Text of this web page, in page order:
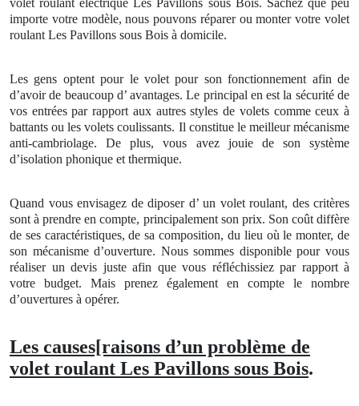
importe votre modèle, nous pouvons réparer ou monter votre volet
roulant Les Pavillons sous Bois à domicile.
Les gens optent pour le volet pour son fonctionnement afin de
d’avoir de beaucoup d’ avantages. Le principal en est la sécurité de
vos entrées par rapport aux autres styles de volets comme ceux à
battants ou les volets coulissants. Il constitue le meilleur mécanisme
anti-cambriolage. De plus, vous avez jouie de son système
d’isolation phonique et thermique.
Quand vous envisagez de diposer d’ un volet roulant, des critères
sont à prendre en compte, principalement son prix. Son coût diffère
de ses caractéristiques, de sa composition, du lieu où le monter, de
son mécanisme d’ouverture. Nous sommes disponible pour vous
réaliser un devis juste afin que vous réfléchissiez par rapport à
votre budget. Mais prenez également en compte le nombre
d’ouvertures à opérer.
Les causes[raisons d’un problème de
volet roulant Les Pavillons sous Bois.